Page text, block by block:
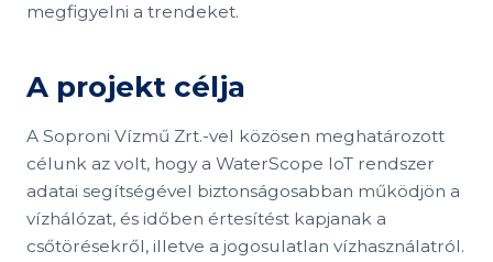
megfigyelni a trendeket.
A projekt célja
A Soproni Vízmű Zrt.-vel közösen meghatározott
célunk az volt, hogy a WaterScope IoT rendszer
adatai segítségével biztonságosabban működjön a
vízhálózat, és időben értesítést kapjanak a
csőtörésekről, illetve a jogosulatlan vízhasználatról.